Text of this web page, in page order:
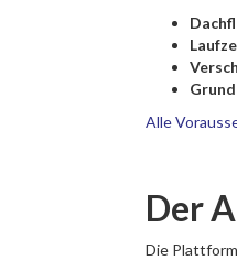
Alle
Der
Die